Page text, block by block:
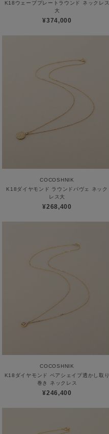
K18ウェーブプレートラウンド ネックレス
大
¥374,000
COCOSHNIK
K18ダイヤモンド ラウンドパヴェ ネック
レス大
¥268,400
COCOSHNIK
K18ダイヤモンド ペアシェイプ透かし取り
巻き ネックレス
¥246,400